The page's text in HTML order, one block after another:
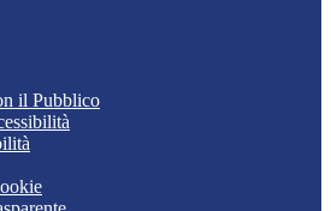
il Pubblico